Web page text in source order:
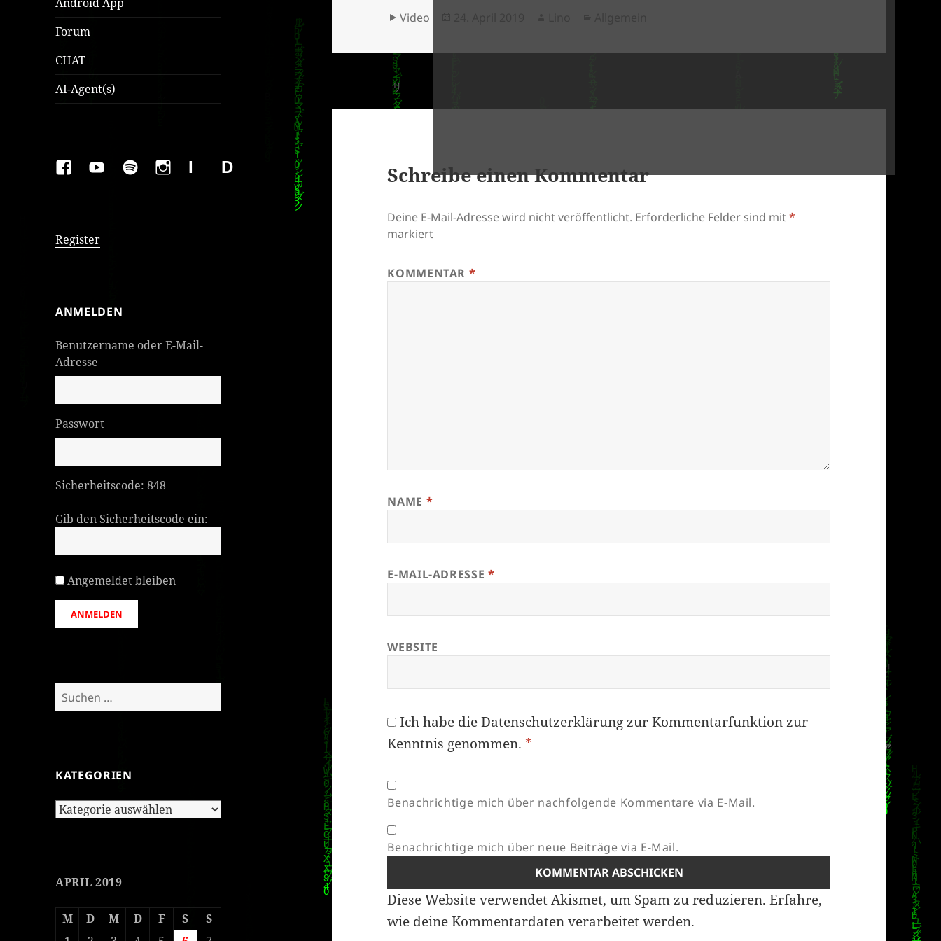
Forum
CHAT
AI-Agent(s)
FAKEBOOK
YOUTUBESPOTIFYINSTAGRAM
IMPRESSUMDatenschutzerklärung
Register
ANMELDEN
Benutzername oder E-Mail-
Adresse
Passwort
Sicherheitscode: 848
Gib den Sicherheitscode ein:
Angemeldet bleiben
ANMELDEN
Suchen
nach:
KATEGORIEN
Kategorien
APRIL 2019
M D M D F S
S
Format
Video
Schreibe einen Kommentar
Deine E-Mail-Adresse wird nicht veröffentlicht. Erforderliche Felder sind mit*
markiert
KOMMENTAR *
NAME *
E-MAIL-ADRESSE *
WEBSITE
Ich habe dieDatenschutzerklärungzur Kommentarfunktion zur
Kenntnis genommen. *
Benachrichtige mich über nachfolgende Kommentare via E-Mail.
Benachrichtige mich über neue Beiträge via E-Mail.
Diese Website verwendet Akismet, um Spam zu reduzieren.Erfahre,
wie deine Kommentardaten verarbeitet werden.